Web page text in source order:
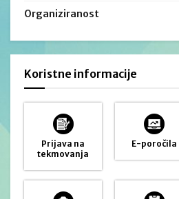
Organiziranost
Koristne informacije
Prijava na
tekmovanja
E-poročila